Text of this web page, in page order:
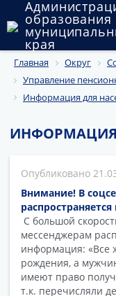
образования
края
Округ
Администрация
Муниципальные
Муниципальное
Публичные
Документы
Главная Округ
Управление
Информация для
ИНФОРМАЦИЯ
Внимание! В
С большой
мессенджерам
информация: «Все
рождения, а
имеют право
т.к. перечисляли